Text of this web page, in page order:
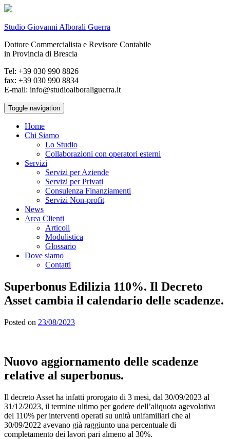
Studio Giovanni Alborali Guerra
Dottore Commercialista e Revisore Contabile
in Provincia di Brescia
Tel: +39 030 990 8826
fax: +39 030 990 8834
E-mail: info@studioalboraliguerra.it
Toggle navigation
Home
Chi Siamo
Lo Studio
Collaborazioni con operatori esterni
Servizi
Servizi per Aziende
Servizi per Privati
Consulenza Finanziamenti
Servizi Non-profit
News
Area Clienti
Articoli
Modulistica
Glossario
Dove siamo
Contatti
Superbonus Edilizia 110%. Il Decreto
Asset cambia il calendario delle scadenze.
Posted on 23/08/2023
Nuovo aggiornamento delle scadenze
relative al superbonus.
Il decreto Asset ha infatti prorogato di 3 mesi, dal 30/09/2023 al
31/12/2023, il termine ultimo per godere dell’aliquota agevolativa
del 110% per interventi operati su unità unifamiliari che al
30/09/2022 avevano già raggiunto una percentuale di
completamento dei lavori pari almeno al 30%.